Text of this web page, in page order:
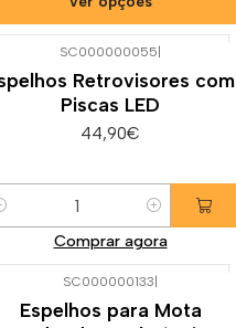
SC000000055|
Retrovisores com
Piscas LED
44,90€
Comprar agora
SC000000133
Espelhos para Mota